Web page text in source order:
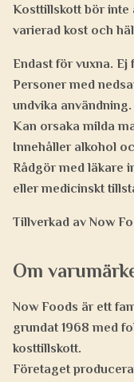
Kosttillskott bör inte
varierad kost och
Endast för vuxna. Ej
Personer med
undvika användning.
Kan orsaka milda
Innehåller alkohol
Rådgör med läkare
eller medicinskt
Tillverkad av Now
Om
Now Foods är ett
grundat 1968 med
kosttillskott.
Företaget